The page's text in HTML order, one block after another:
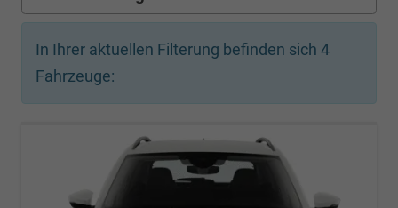
In Ihrer aktuellen Filterung befinden sich 4
Fahrzeuge: